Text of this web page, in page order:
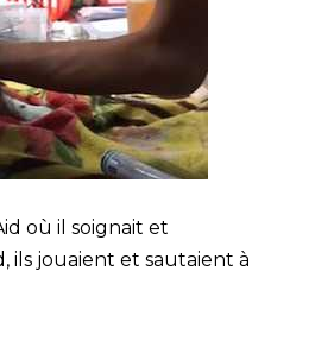
où il soignait et
ils jouaient et sautaient à